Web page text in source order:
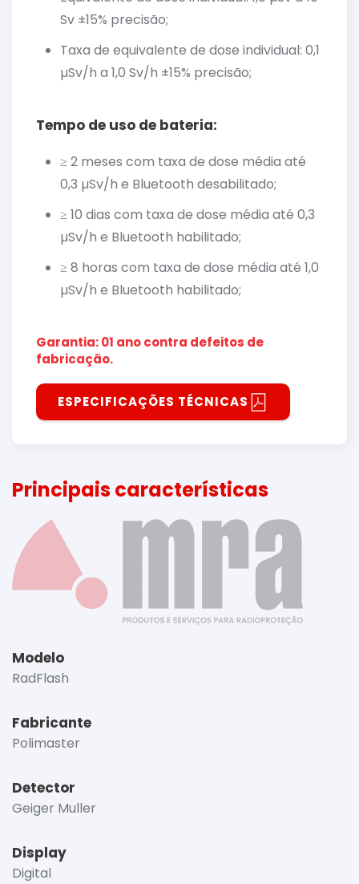
Sv ±15% precisão;
Taxa de equivalente de dose individual: 0,1
µSv/h a 1,0 Sv/h ±15% precisão;
Tempo de uso de bateria:
≥ 2 meses com taxa de dose média até
0,3 µSv/h e Bluetooth desabilitado;
≥ 10 dias com taxa de dose média até 0,3
µSv/h e Bluetooth habilitado;
≥ 8 horas com taxa de dose média até 1,0
µSv/h e Bluetooth habilitado;
Garantia: 01 ano contra defeitos de
fabricação.
ESPECIFICAÇÕES TÉCNICAS
Principais características
Modelo
RadFlash
Fabricante
Polimaster
Detector
Geiger Muller
Display
Digital